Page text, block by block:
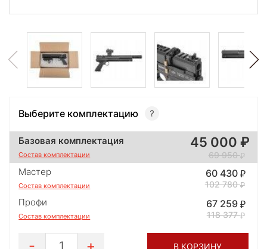
Выберите комплектацию
Базовая комплектация
Состав комплектации
45 000
69 950
Мастер
Состав комплектации
60 430
102 780
Профи
Состав комплектации
67 259
118 377
В КОРЗИНУ